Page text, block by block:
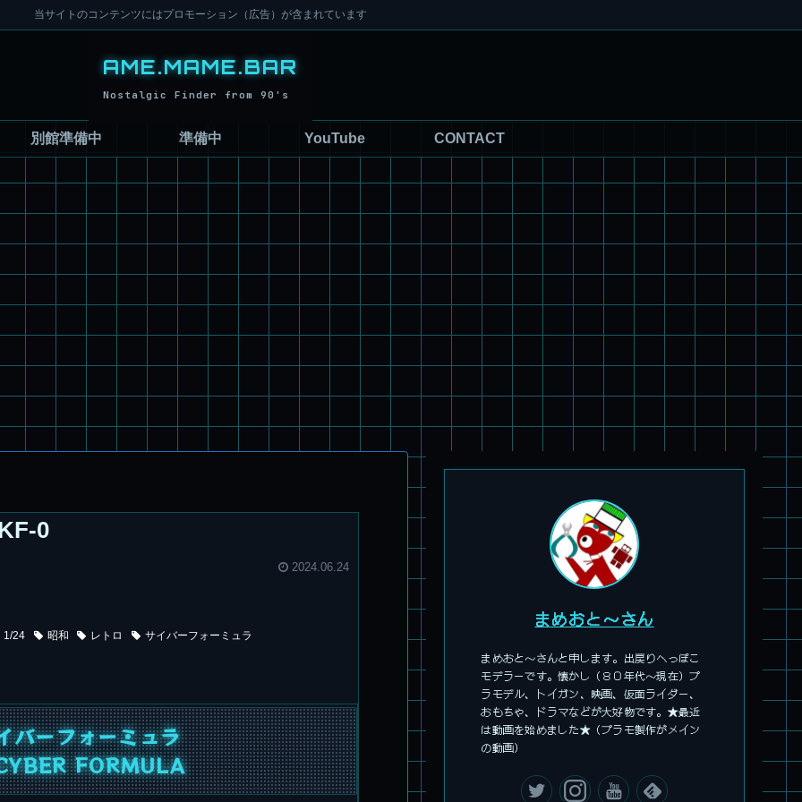
当サイトのコンテンツにはプロモーション（広告）が含まれています
別館準備中 準備中 YouTube CONTACT
0
2024.06.24
1/24 昭和 レトロ サイバーフォーミュラ
バーフォーミュラ
FORMULA
まめおと～さん
まめおと～さんと申します。出戻りへっぽこ
モデラーです。懐かし（８０年代～現在）プ
ラモデル、トイガン、映画、仮面ライダー、
おもちゃ、ドラマなどが大好物です。★最近
は動画を始めました★（プラモ製作がメイン
の動画）
パチ組塗装★HG スコープドッグ ターボカスタム サンサ戦 キ
リコ機 & グレゴルー機 HG 拡張パーツセット6.7.8
パチ組塗装★PLAMAX 1/72 バトロイド・バルキリー VF-1S ロ
イ・フォッカー スペシャル